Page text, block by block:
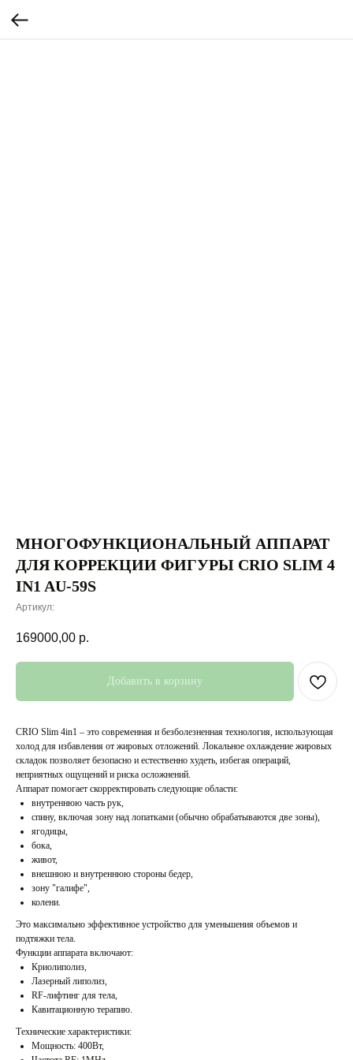
МНОГОФУНКЦИОНАЛЬНЫЙ АППАРАТ
ДЛЯ КОРРЕКЦИИ ФИГУРЫ CRIO SLIM 4
IN1 AU-59S
Артикул:
169000,00 р.
Добавить в корзину
CRIO Slim 4in1 – это современная и безболезненная технология, использующая
холод для избавления от жировых отложений. Локальное охлаждение жировых
складок позволяет безопасно и естественно худеть, избегая операций,
неприятных ощущений и риска осложнений.
Аппарат помогает скорректировать следующие области:
внутреннюю часть рук,
спину, включая зону над лопатками (обычно обрабатываются две зоны),
ягодицы,
бока,
живот,
внешнюю и внутреннюю стороны бедер,
зону "галифе",
колени.
Это максимально эффективное устройство для уменьшения объемов и
подтяжки тела.
Функции аппарата включают:
Криолиполиз,
Лазерный липолиз,
RF-лифтинг для тела,
Кавитационную терапию.
Технические характеристики:
Мощность: 400Вт,